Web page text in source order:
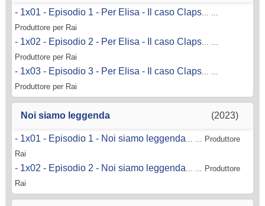
- 1x01 - Episodio 1 - Per Elisa - Il caso Claps
Produttore per Rai
- 1x02 - Episodio 2 - Per Elisa - Il caso Claps
Produttore per Rai
- 1x03 - Episodio 3 - Per Elisa - Il caso Claps
Produttore per Rai
Noi siamo leggenda (2023)
- 1x01 - Episodio 1 - Noi siamo leggenda ... ... Produttore
Rai
- 1x02 - Episodio 2 - Noi siamo leggenda ... ... Produttore
Rai